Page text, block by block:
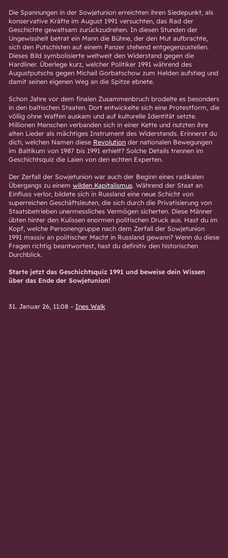
Die Spannungen in der Sowjetunion erreichten ihren Siedepunkt, als
konservative Kräfte im August 1991 versuchten, das Rad der
Geschichte gewaltsam zurückzudrehen. In diesen Stunden der
Ungewissheit betrat ein Mann die Bühne, der den Mut aufbrachte,
sich den Putschisten auf einem Panzer stehend entgegenzustellen.
Dieses Bild symbolisierte weltweit den Widerstand gegen die
Hardliner. Überlege kurz, welcher Politiker 1991 während des
Augustputschs gegen Michail Gorbatschow zum Helden aufstieg und
damit seinen eigenen Weg an die Spitze ebnete.
Schon Jahre vor dem finalen Zusammenbruch brodelte es besonders
in den baltischen Staaten. Dort entwickelte sich eine Protestform, die
völlig ohne Waffen auskam und auf kulturelle Identität setzte.
Millionen Menschen verbanden sich in einer Kette und nutzten ihre
alten Lieder als mächtiges Instrument des Widerstands. Erinnerst du
dich, welchen Namen diese Revolutionder nationalen Bewegungen
im Baltikum von 1987 bis 1991 erhielt? Solche Details trennen im
Geschichtsquiz die Laien von den echten Experten.
Der Zerfall der Sowjetunion war auch der Beginn eines radikalen
Übergangs zu einem wilden Kapitalismus. Während der Staat an
Einfluss verlor, bildete sich in Russland eine neue Schicht von
superreichen Geschäftsleuten, die sich durch die Privatisierung von
Staatsbetrieben unermessliches Vermögen sicherten. Diese Männer
übten hinter den Kulissen enormen politischen Druck aus. Hast du im
Kopf, welche Personengruppe nach dem Zerfall der Sowjetunion
1991 massiv an politischer Macht in Russland gewann? Wenn du diese
Fragen richtig beantwortest, hast du definitiv den historischen
Durchblick.
Starte jetzt das Geschichtsquiz 1991 und beweise dein Wissen
über das Ende der Sowjetunion!
31. Januar 26, 11:08– Ines Walk